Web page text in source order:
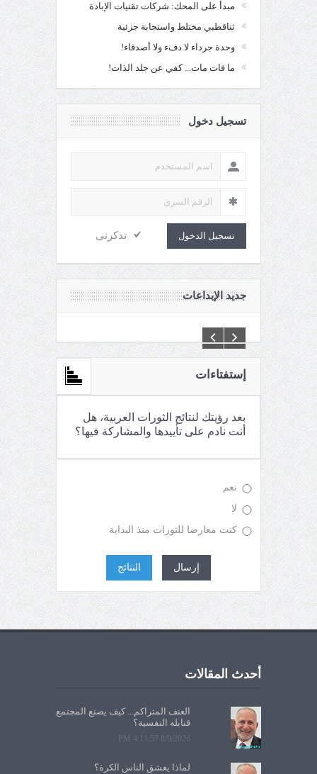
مبدأ على المحك: شركات تقنيات الإبادة
ثناقطبي مختلط واستجابة جزئية
وحدة جرداء لا دفء ولا أصدقاء!
ما فات مات... كفي عن جلد الذات!
تسجيل دخول
تسجيل الدخول تذكرنى
جديد الإبداعات
إستفتاءات
بعد رؤيتك لنتائج الثورات العربية، هل
أنت نادم على تأييدها والمشاركة فيها؟
نعم
لا
كنت معارضا للثورات منذ البداية
إرسال النتائج
أحدث المقالات
العنف المتراكم... كيف يصنع المجتمع
قنابله النفسية؟
8/9/2026 4:11:57 PM
لماذا يعشق الناس الكرة؟